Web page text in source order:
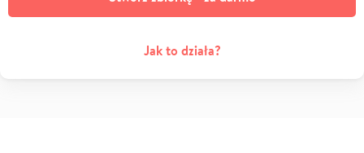
Jak to działa?